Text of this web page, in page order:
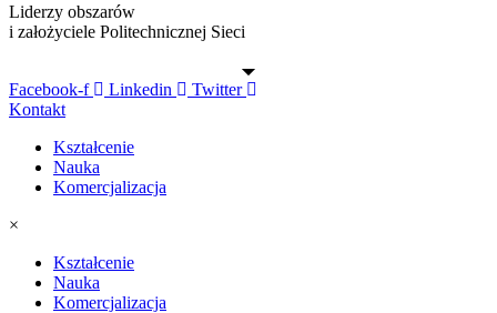
Liderzy obszarów
i założyciele Politechnicznej Sieci
Facebook-f Linkedin
Twitter
Kontakt
Kształcenie
Nauka
Komercjalizacja
×
Kształcenie
Nauka
Komercjalizacja